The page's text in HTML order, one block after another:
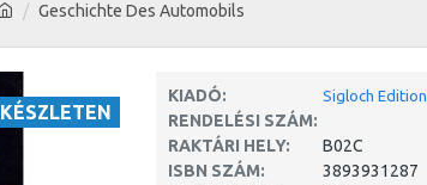
Geschichte Des Automobils
KÉSZLETEN
KIADÓ: Sigloch Edition
RENDELÉSI SZÁM:
RAKTÁRI HELY:
B02C
ISBN SZÁM:
3893931287